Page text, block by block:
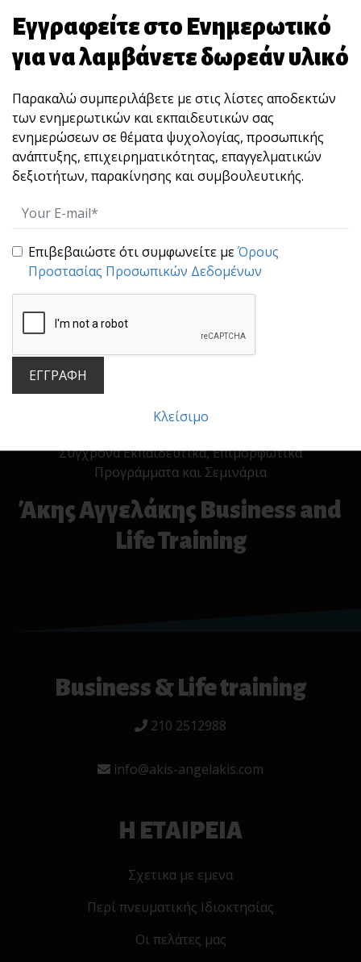
Μια σκέψη που αξίζει να κάνουμε αυτές τις
Σήμερα είμαι στη διάθεση να σας κάνω
μερικά μικρά,[...]
Σύγχρονα Εκπαιδευτικά, Επιμορφωτικά
Προγράμματα και Σεμινάρια
Άκης Αγγελάκης Business and
Life Training
Business & Life training
210 2512988
info@akis-angelakis.com
Η ΕΤΑΙΡΕΙΑ
Σχετικα με εμενα
Περί πνευματικής Ιδιοκτησίας
Οι πελάτες μας
Εγγραφείτε στο Ενημερωτικό
για να λαμβάνετε δωρεάν υλικό
Παρακαλώ συμπεριλάβετε με στις λίστες αποδεκτών
των ενημερωτικών και εκπαιδευτικών σας
ενημερώσεων σε θέματα ψυχολογίας, προσωπικής
ανάπτυξης, επιχειρηματικότητας, επαγγελματικών
δεξιοτήτων, παρακίνησης και συμβουλευτικής.
Επιβεβαιώστε ότι συμφωνείτε μεΌρους
Προστασίας Προσωπικών Δεδομένων
ΕΓΓΡΑΦΗ
Κλείσιμο